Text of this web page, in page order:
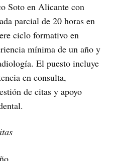
Soto en Alicante con
parcial de 20 horas en
ciclo formativo en
mínima de un año y
El puesto incluye
en consulta,
de citas y apoyo